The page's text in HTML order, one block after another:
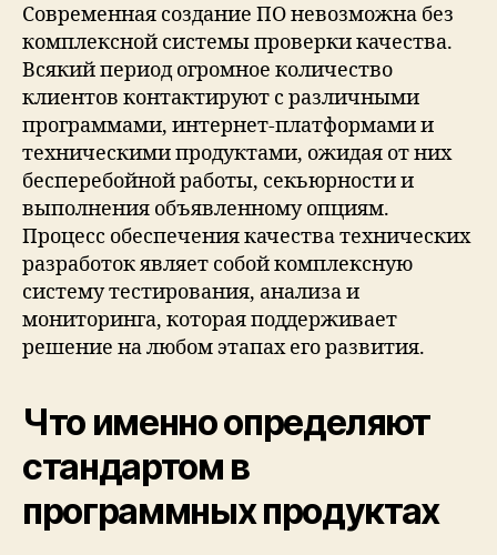
Современная создание ПО невозможна без
комплексной системы проверки качества.
Всякий период огромное количество
клиентов контактируют с различными
программами, интернет-платформами и
техническими продуктами, ожидая от них
бесперебойной работы, секьюрности и
выполнения объявленному опциям.
Процесс обеспечения качества технических
разработок являет собой комплексную
систему тестирования, анализа и
мониторинга, которая поддерживает
решение на любом этапах его развития.
Что именно определяют
стандартом в
программных продуктах